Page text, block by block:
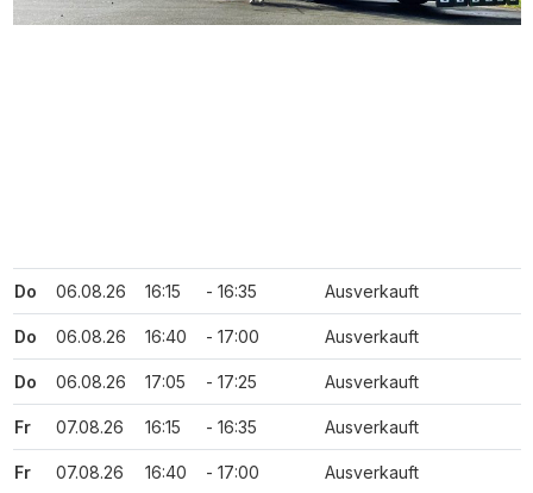
Do 06.08.26 16:15 - 16:35 Ausverkauft
Do 06.08.26 16:40 - 17:00 Ausverkauft
Do 06.08.26 17:05 - 17:25 Ausverkauft
Fr 07.08.26 16:15 - 16:35 Ausverkauft
Fr 07.08.26 16:40 - 17:00 Ausverkauft